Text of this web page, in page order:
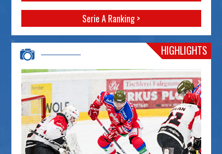
Serie A Ranking >
HIGHLIGHTS